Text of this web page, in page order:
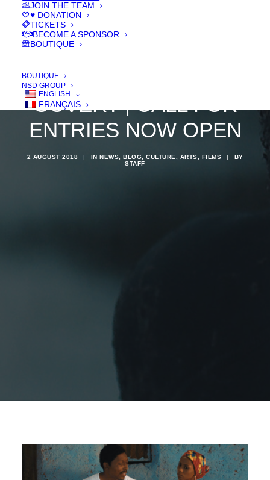
JOIN THE TEAM
♥ DONATION
TICKETS
BECOME A SPONSOR
BOUTIQUE
BOUTIQUE
NSD GROUP
ENGLISH
FRANÇAIS
L' APPEL À FILMS EST
OUVERT | CALL FOR
ENTRIES NOW OPEN
2 AUGUST 2018 | IN NEWS BLOG CULTURE ARTS FILMS |
BY
STAFF